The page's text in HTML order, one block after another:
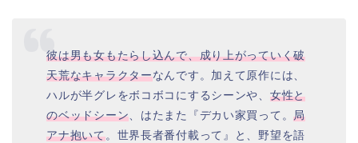
彼は男も女もたらし込んで、成り上がっていく破
天荒なキャラクターなんです。加えて原作には、
ハルが半グレをボコボコにするシーンや、 女性と
のベッドシーン 、はたまた『デカい家買って。局
アナ抱いて。世界長者番付載って』と、野望を語